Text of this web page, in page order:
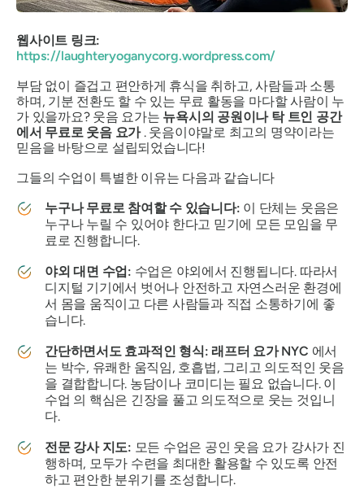
웹사이트 링크:
https://laughteryoganycorg.wordpress.com/
부담 없이 즐겁고 편안하게 휴식을 취하고, 사람들과 소통
하며, 기분 전환도 할 수 있는 무료 활동을 마다할 사람이 누
가 있을까요? 웃음 요가는 뉴욕시의 공원이나 탁 트인 공간
에서 무료로 웃음 요가. 웃음이야말로 최고의 명약이라는
믿음을 바탕으로 설립되었습니다!
그들의 수업이 특별한 이유는 다음과 같습니다
누구나 무료로 참여할 수 있습니다: 이 단체는 웃음은
누구나 누릴 수 있어야 한다고 믿기에 모든 모임을 무
료로 진행합니다.
야외 대면 수업: 수업은 야외에서 진행됩니다. 따라서
디지털 기기에서 벗어나 안전하고 자연스러운 환경에
서 몸을 움직이고 다른 사람들과 직접 소통하기에 좋
습니다.
간단하면서도 효과적인 형식: 래프터 요가 NYC 에서
는 박수, 유쾌한 움직임, 호흡법, 그리고 의도적인 웃음
을 결합합니다. 농담이나 코미디는 필요 없습니다. 이
수업 의 핵심은 긴장을 풀고 의도적으로 웃는 것입니
다.
전문 강사 지도: 모든 수업은 공인 웃음 요가 강사가 진
행하며, 모두가 수련을 최대한 활용할 수 있도록 안전
하고 편안한 분위기를 조성합니다.